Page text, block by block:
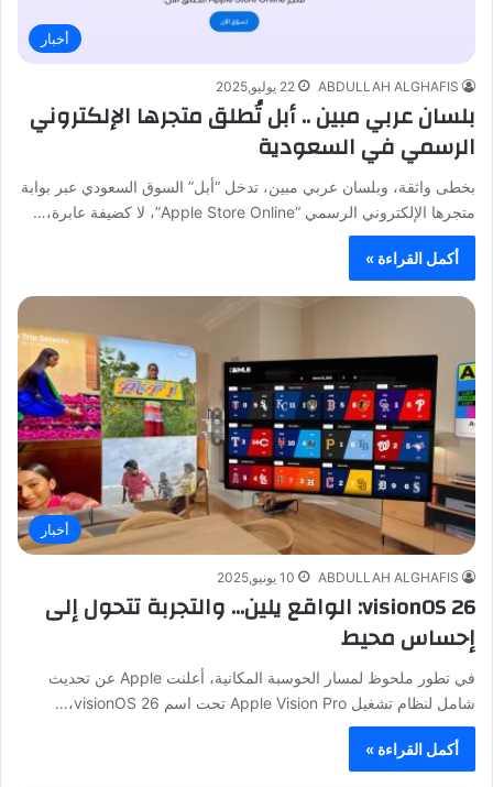
أخبار
ABDULLAH ALGHAFIS 22 يوليو,2025
بلسان عربي مبين .. أبل تُطلق متجرها الإلكتروني
الرسمي في السعودية
بخطى واثقة، وبلسان عربي مبين، تدخل “أبل” السوق السعودي عبر بوابة
متجرها الإلكتروني الرسمي “Apple Store Online”، لا كضيفة عابرة،…
أكمل القراءة »
أخبار
ABDULLAH ALGHAFIS 10 يونيو,2025
visionOS 26: الواقع يلين… والتجربة تتحول إلى
إحساس محيط
في تطور ملحوظ لمسار الحوسبة المكانية، أعلنت Apple عن تحديث
شامل لنظام تشغيل Apple Vision Pro تحت اسم visionOS 26،…
أكمل القراءة »